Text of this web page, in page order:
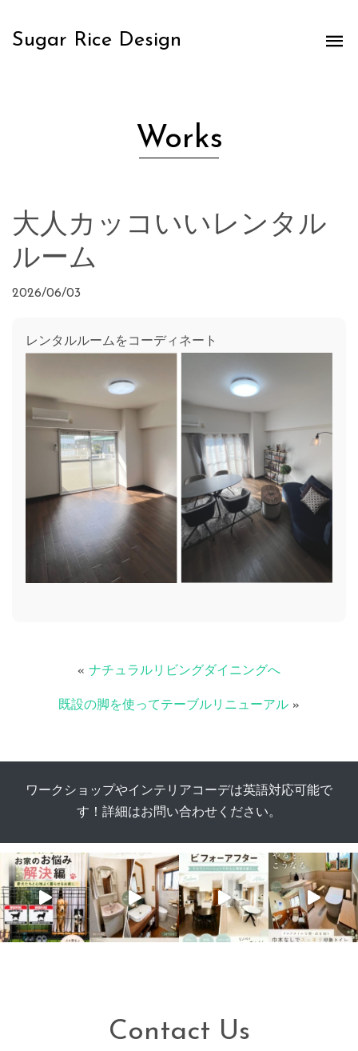
Sugar Rice Design
Works
大人カッコいいレンタル
ルーム
2026/06/03
レンタルルームをコーディネート
« ナチュラルリビングダイニングへ
既設の脚を使ってテーブルリニューアル »
ワークショップやインテリアコーデは英語対応可能で
す！詳細はお問い合わせください。
Contact Us